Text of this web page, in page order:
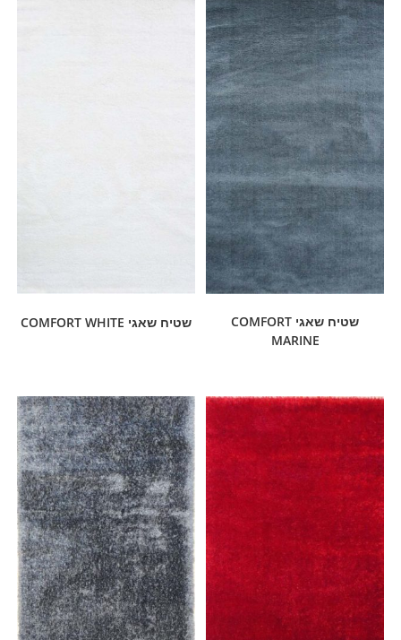
שטיח שאגי COMFORT
MARINE
שטיח שאגי COMFORT WHITE